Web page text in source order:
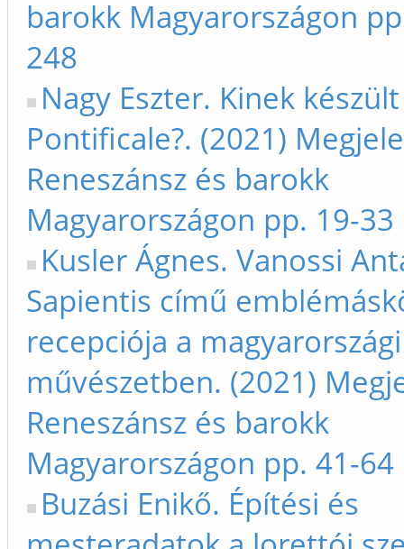
barokk Magyarországon
248
Nagy Eszter. Kinek
Pontificale?. (2021)
Reneszánsz és barokk
Magyarországon pp. 19-33
Kusler Ágnes. Vanossi
Sapientis című
recepciója a
művészetben. (2021)
Reneszánsz és barokk
Magyarországon pp. 41-64
Buzási Enikő. Építési és